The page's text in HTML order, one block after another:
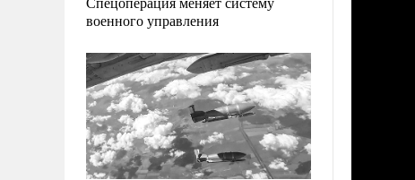
военного управления